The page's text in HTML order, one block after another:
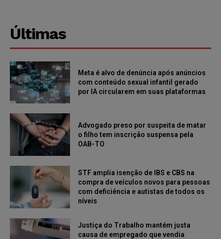
Últimas
Meta é alvo de denúncia após anúncios
com conteúdo sexual infantil gerado
por IA circularem em suas plataformas
Advogado preso por suspeita de matar
o filho tem inscrição suspensa pela
OAB-TO
STF amplia isenção de IBS e CBS na
compra de veículos novos para pessoas
com deficiência e autistas de todos os
níveis
Justiça do Trabalho mantém justa
causa de empregado que vendia